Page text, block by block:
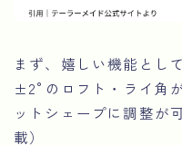
まず、嬉しい機能とし
±2°のロフト・ライ角
ットシェープに調整が
載）